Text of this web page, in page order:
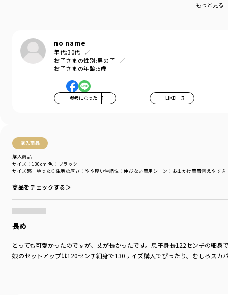
もっと見る
no name
年代:30代
お子さまの性別:男の子
お子さまの年齢:5歳
参考になった 1 LIKE! 3
購入商品
購入商品
サイズ感 ：ゆったり 生地の厚さ ：やや厚い伸縮性 ：伸びない着用シーン ：お出かけ着着替えやすさ
サイズ：130cm 色：ブラック
商品をチェックする＞
長め
とっても可愛かったのですが、丈が長かったです。息子身長122センチの細
娘のセットアップは120センチ細身で130サイズ購入でぴったり。むしろス